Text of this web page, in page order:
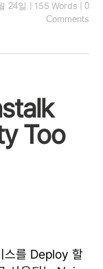
24일 155 Words
0
Comments
Too
스를 Deploy 할